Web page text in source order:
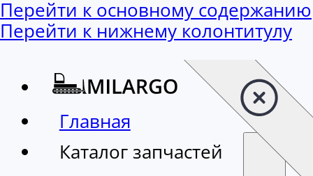
Перейти к основному содержанию
Перейти к нижнему колонтитулу
Главная
Каталог запчастей